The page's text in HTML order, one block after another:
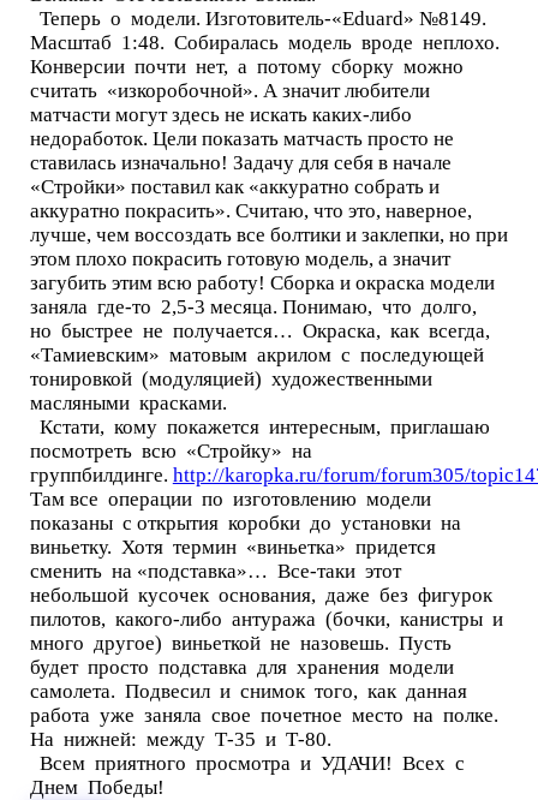
Теперь о модели. Изготовитель-«Eduard» №8149.
Масштаб 1:48. Собиралась модель вроде неплохо.
Конверсии почти нет, а потому сборку можно
считать «изкоробочной». А значит любители
матчасти могут здесь не искать каких-либо
недоработок. Цели показать матчасть просто не
ставилась изначально! Задачу для себя в начале
«Стройки» поставил как «аккуратно собрать и
аккуратно покрасить». Считаю, что это, наверное,
лучше, чем воссоздать все болтики и заклепки, но при
этом плохо покрасить готовую модель, а значит
загубить этим всю работу! Сборка и окраска модели
заняла где-то 2,5-3 месяца. Понимаю, что долго,
но быстрее не получается… Окраска, как всегда,
«Тамиевским» матовым акрилом с последующей
тонировкой (модуляцией) художественными
масляными красками.
Кстати, кому покажется интересным, приглашаю
посмотреть всю «Стройку» на
группбилдинге. http://karopka.ru/forum/forum305/
Там все операции по изготовлению модели
показаны с открытия коробки до установки на
виньетку. Хотя термин «виньетка» придется
сменить на «подставка»… Все-таки этот
небольшой кусочек основания, даже без фигурок
пилотов, какого-либо антуража (бочки, канистры и
много другое) виньеткой не назовешь. Пусть
будет просто подставка для хранения модели
самолета. Подвесил и снимок того, как данная
работа уже заняла свое почетное место на полке.
На нижней: между Т-35 и Т-80.
Всем приятного просмотра и УДАЧИ! Всех с
Днем Победы!